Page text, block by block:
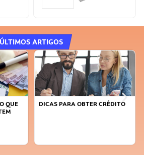
ÚLTIMOS ARTIGOS
QUE
DICAS PARA OBTER CRÉDITO